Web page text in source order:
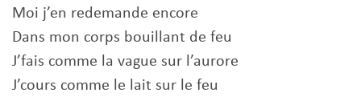
Moi j’en redemande encore
Dans mon corps bouillant de feu
J’fais comme la vague sur l’aurore
J’cours comme le lait sur le feu